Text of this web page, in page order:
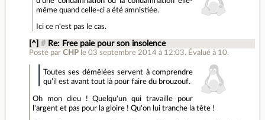
même quand celle-ci a été amnistiée.
Ici ce n'est pas le cas.
[^] # Re: Free paie pour son insolence
Posté par CHP le 03 septembre 2014 à 12:03. Évalué à 10.
Toutes ses démêlées servent à comprendre
qu’il est avant tout là pour faire du brouzouf.
Oh mon dieu ! Quelqu'un qui travaille pour
l'argent et pas pour la gloire ! Qu'on lui tranche la tête !